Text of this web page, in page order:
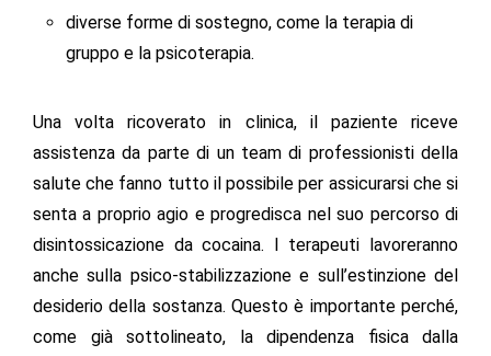
diverse forme di sostegno, come la terapia di
gruppo e la psicoterapia.
Una volta ricoverato in clinica, il paziente riceve
assistenza da parte di un team di professionisti della
salute che fanno tutto il possibile per assicurarsi che si
senta a proprio agio e progredisca nel suo percorso di
disintossicazione da cocaina. I terapeuti lavoreranno
anche sulla psico-stabilizzazione e sull’estinzione del
desiderio della sostanza. Questo è importante perché,
come già sottolineato, la dipendenza fisica dalla